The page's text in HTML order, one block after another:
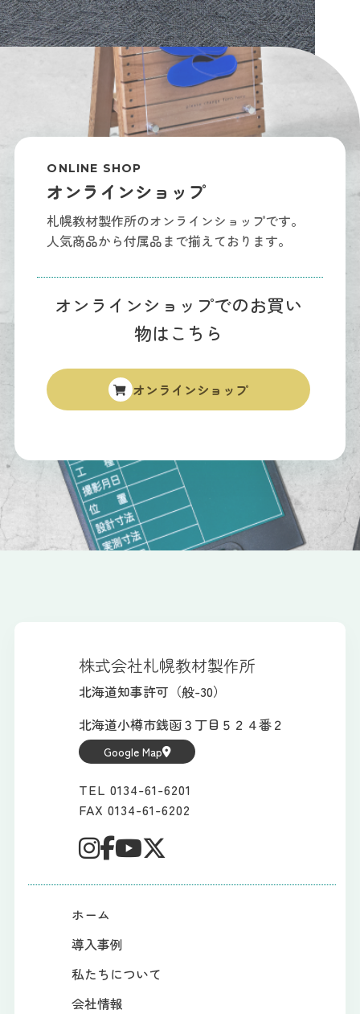
ONLINE SHOP
オンラインショップ
札幌教材製作所のオンラインショップです。
人気商品から付属品まで揃えております。
オンラインショップでのお買い
物はこちら
オンラインショップ
株式会社札幌教材製作所
北海道知事許可（般-30）
北海道小樽市銭函３丁目５２４番２
Google Map
TEL 0134-61-6201
FAX 0134-61-6202
ホーム
導入事例
私たちについて
会社情報